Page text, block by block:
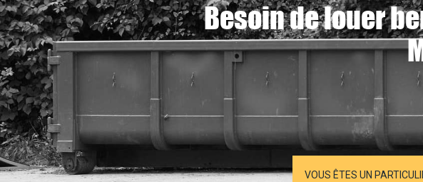
Besoin de louer
VOUS ÊTES UN